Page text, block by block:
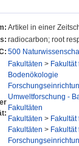
Artikel in einer
radiocarbon; root
500
Fakultäten >
Bodenökologie
Umweltforschung -
Fakultäten
Fakultäten >
Fakultäten >